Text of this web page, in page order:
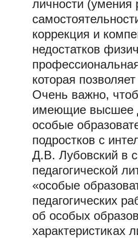
личности (умения
коррекция и
недостатков
которая
Очень важно,
имеющие высшее
особые
подростков с
Д.В. Лубовский в
педагогической
«особые
педагогических
об особых
характеристиках